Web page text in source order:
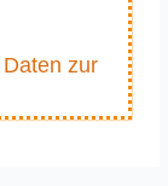
zur